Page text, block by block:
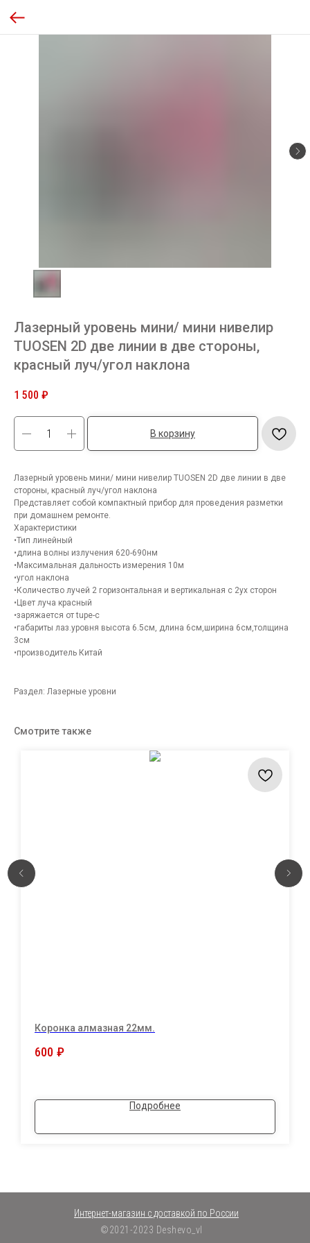
Лазерный уровень мини/ мини нивелир
TUOSEN 2D две линии в две стороны,
красный луч/угол наклона
1 500 ₽
В корзину
Лазерный уровень мини/ мини нивелир TUOSEN 2D две линии в две
стороны, красный луч/угол наклона
Представляет собой компактный прибор для проведения разметки
при домашнем ремонте.
Характеристики
•Тип линейный
•длина волны излучения 620-690нм
•Максимальная дальность измерения 10м
•угол наклона
•Количество лучей 2 горизонтальная и вертикальная с 2ух сторон
•Цвет луча красный
•заряжается от tupe-c
•габариты лаз.уровня высота 6.5см, длина 6см,ширина 6см,толщина
3см
•производитель Китай
Раздел: Лазерные уровни
Смотрите также
Коронка алмазная 22мм.
600 ₽
Подробнее
©2021-2023 Deshevo_vl
Интернет-магазин с доставкой по России